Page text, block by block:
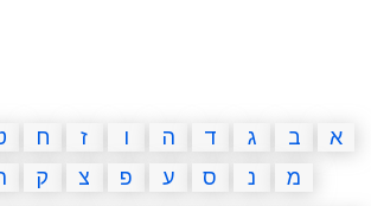
איש תלוי מדריכים פוקימון גו
א ב ג ד ה ו ז ח
מ
נ ס ע פ צ ק